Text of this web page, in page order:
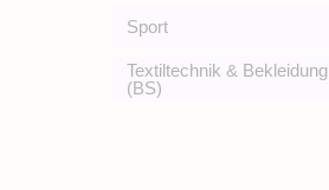
Sport
Textiltechnik & Bekleidung
(BS)